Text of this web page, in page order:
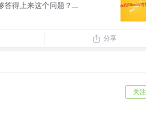
答得上来这个问题？...
分享
关注